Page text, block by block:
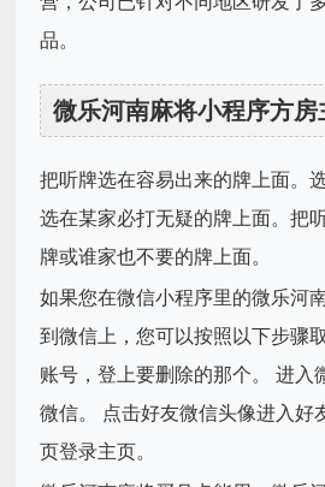
品。
微乐河南麻将小程序方
把听牌选在容易出来的牌上面。
选在某家必打无疑的牌上面。把
牌或谁家也不要的牌上面。
如果您在微信小程序里的微乐河
到微信上，您可以按照以下步骤
账号，登上要删除的那个。 进入
微信。 点击好友微信头像进入好
页登录主页。